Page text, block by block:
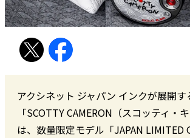
アクシネット ジャパン インクが展開す
「SCOTTY CAMERON（スコッティ・
は、数量限定モデル「JAPAN LIMITED